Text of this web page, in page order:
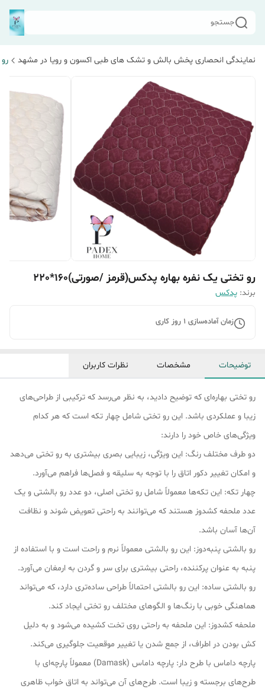
جستجو
نمایندگی انحصاری پخش بالش و تشک های طبی اکسون و رویا در مشهد
رو تختی یک نفره بهاره پدکس(قرمز /صورتی)160*220
برند: پدکس
زمان آماده‌سازی 1 روز کاری
توضیحات مشخصات نظرات کاربران
رو تختی بهاره‌ای که توضیح دادید، به نظر می‌رسد که ترکیبی از طراحی‌های
زیبا و عملکردی باشد. این رو تختی شامل چهار تکه است که هر کدام
ویژگی‌های خاص خود را دارند:
دو طرف مختلف رنگ: این ویژگی، زیبایی بصری بیشتری به رو تختی می‌دهد
و امکان تغییر دکور اتاق را با توجه به سلیقه و فصل‌ها فراهم می‌آورد.
چهار تکه: این تکه‌ها معمولاً شامل رو تختی اصلی، دو عدد رو بالشتی و یک
عدد ملحفه کشدوز هستند که می‌توانند به راحتی تعویض شوند و نظافت
آن‌ها آسان باشد.
رو بالشتی پنبه‌دوز: این رو بالشتی معمولاً نرم و راحت است و با استفاده از
پنبه به عنوان پرکننده، راحتی بیشتری برای سر و گردن به ارمغان می‌آورد.
رو بالشتی ساده: این رو بالشتی احتمالاً طراحی ساده‌تری دارد، که می‌تواند
هماهنگی خوبی با رنگ‌ها و الگوهای مختلف رو تختی ایجاد کند.
ملحفه کشدوز: این ملحفه به راحتی روی تخت کشیده می‌شود و به دلیل
کش بودن در اطراف، از جمع شدن یا تغییر موقعیت جلوگیری می‌کند.
پارچه داماس با طرح دار: پارچه داماس (Damask) معمولاً پارچه‌ای با
طرح‌های برجسته و زیبا است. طرح‌های آن می‌تواند به اتاق خواب ظاهری